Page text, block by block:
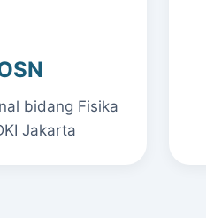
bidang Fisika
Jakarta